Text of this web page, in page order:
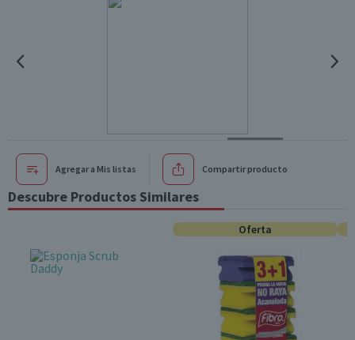
Agregar a Mis listas Compartir producto
Descubre Productos Similares
Oferta